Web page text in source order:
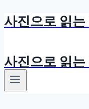
Skip
사진으로 읽는
사진으로 읽는